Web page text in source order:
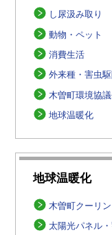
し尿汲み取り
動物・ペット
消費生活
外来種・害虫
木曽町環境協
地球温暖化
地球温暖化
木曽町クーリ
太陽光パネル